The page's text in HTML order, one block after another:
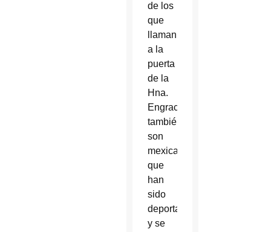
de los
que
llaman
a la
puerta
de la
Hna.
Engracia
también
son
mexicanos
que
han
sido
deportados
y se